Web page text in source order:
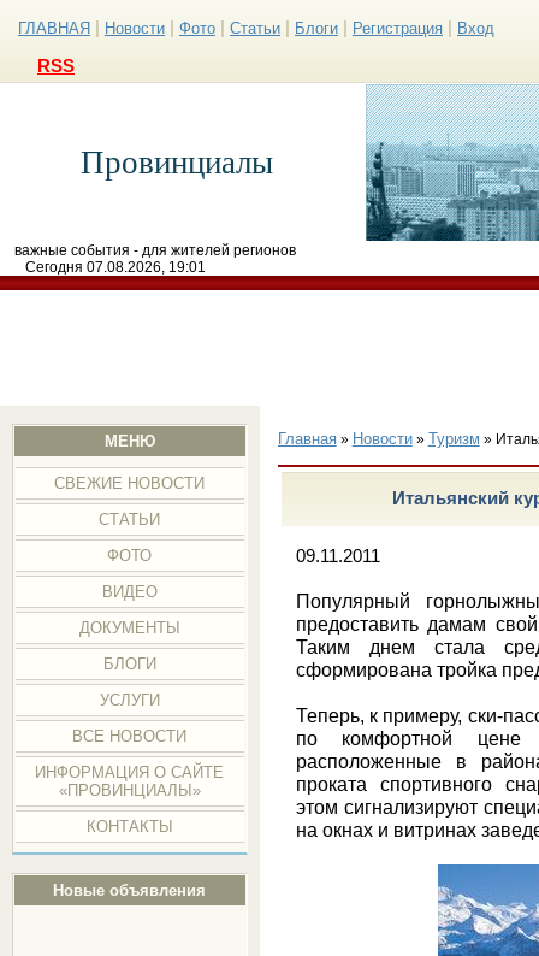
ГЛАВНАЯ Новости Фото Статьи Блоги Регистрация Вход
RSS
Провинциалы
важные события - для жителей регионов
Сегодня 07.08.2026, 19:01
МЕНЮ
СВЕЖИЕ НОВОСТИ
СТАТЬИ
ФОТО
ВИДЕО
ДОКУМЕНТЫ
БЛОГИ
УСЛУГИ
ВСЕ НОВОСТИ
ИНФОРМАЦИЯ О САЙТЕ
«ПРОВИНЦИАЛЫ»
КОНТАКТЫ
Новые объявления
Главная» Новости» Туризм »
Итальянский
09.11.2011
Популярный
предоставить дамам
Таким днем стала
сформирована тройка
Теперь, к примеру, ски-
по комфортной
расположенные в
проката спортивного
этом сигнализируют
на окнах и витринах